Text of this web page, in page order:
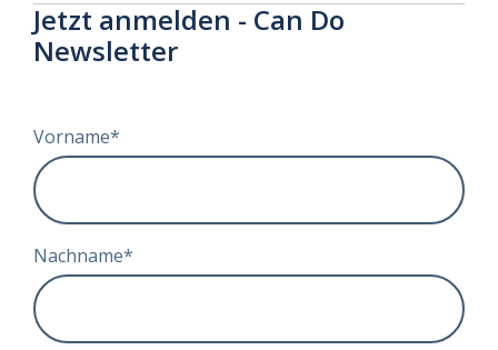
Jetzt anmelden - Can Do
Newsletter
Vorname*
Nachname*